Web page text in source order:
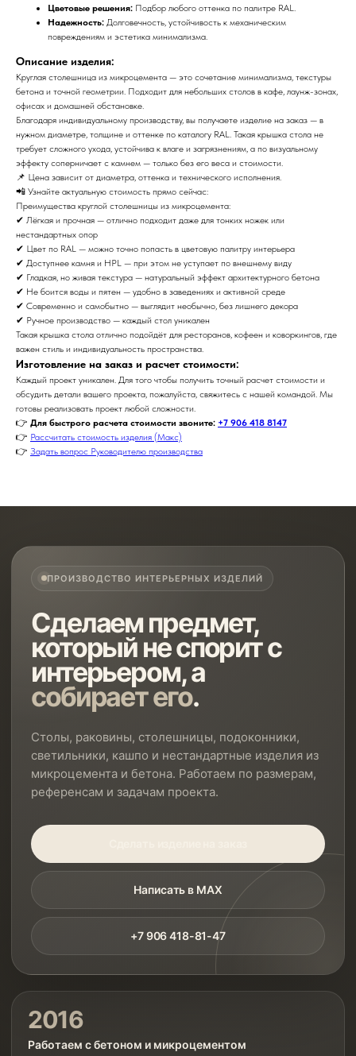
Цветовые решения: Подбор любого оттенка по палитре RAL.
Надежность: Долговечность, устойчивость к механическим
повреждениям и эстетика минимализма.
Описание изделия:
Круглая столешница из микроцемента — это сочетание минимализма, текстуры
бетона и точной геометрии. Подходит для небольших столов в кафе, лаунж-зонах,
офисах и домашней обстановке.
Благодаря индивидуальному производству, вы получаете изделие на заказ — в
нужном диаметре, толщине и оттенке по каталогу RAL. Такая крышка стола не
требует сложного ухода, устойчива к влаге и загрязнениям, а по визуальному
эффекту соперничает с камнем — только без его веса и стоимости.
📌 Цена зависит от диаметра, оттенка и технического исполнения.
📲 Узнайте актуальную стоимость прямо сейчас:
Преимущества круглой столешницы из микроцемента:
✔ Лёгкая и прочная — отлично подходит даже для тонких ножек или
нестандартных опор
✔ Цвет по RAL — можно точно попасть в цветовую палитру интерьера
✔ Доступнее камня и HPL — при этом не уступает по внешнему виду
✔ Гладкая, но живая текстура — натуральный эффект архитектурного бетона
✔ Не боится воды и пятен — удобно в заведениях и активной среде
✔ Современно и самобытно — выглядит необычно, без лишнего декора
✔ Ручное производство — каждый стол уникален
Такая крышка стола отлично подойдёт для ресторанов, кофеен и коворкингов, где
важен стиль и индивидуальность пространства.
Изготовление на заказ и расчет стоимости:
Каждый проект уникален. Для того чтобы получить точный расчет стоимости и
обсудить детали вашего проекта, пожалуйста, свяжитесь с нашей командой. Мы
готовы реализовать проект любой сложности.
👉 Для быстрого расчета стоимости звоните: +7 906 418 8147
👉 Рассчитать стоимость изделия (Макс)
👉 Задать вопрос Руководителю производства
ПРОИЗВОДСТВО ИНТЕРЬЕРНЫХ ИЗДЕЛИЙ
Сделаем предмет,
который не спорит с
интерьером, а
собирает его.
Столы, раковины, столешницы, подоконники,
светильники, кашпо и нестандартные изделия из
микроцемента и бетона. Работаем по размерам,
референсам и задачам проекта.
Написать в MAX
+7 906 418-81-47
2016
Работаем с бетоном и микроцементом